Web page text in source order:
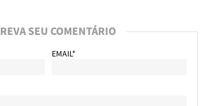
SEU COMENTÁRIO
EMAIL*